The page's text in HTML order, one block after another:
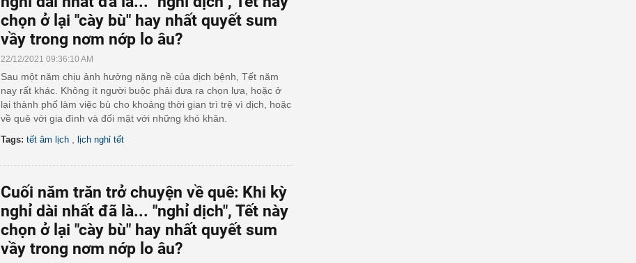
chọn ở lại "cày bù" hay nhất quyết sum
vầy trong nơm nớp lo âu?
22/12/2021 09:36:10 AM
Sau một năm chịu ảnh hưởng nặng nề của dịch bệnh, Tết năm
nay rất khác. Không ít người buộc phải đưa ra chọn lựa, hoặc ở
lại thành phố làm việc bù cho khoảng thời gian trì trệ vì dịch, hoặc
về quê với gia đình và đối mặt với những khó khăn.
Tags: tết âm lịch lịch nghỉ tết
Cuối năm trăn trở chuyện về quê: Khi kỳ
nghỉ dài nhất đã là... "nghỉ dịch", Tết này
chọn ở lại "cày bù" hay nhất quyết sum
vầy trong nơm nớp lo âu?